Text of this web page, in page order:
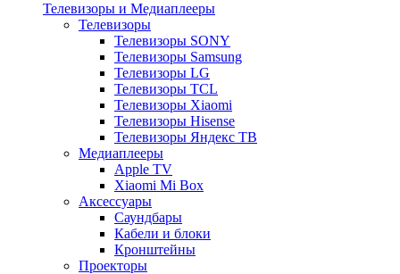
Телевизоры и Медиаплееры
Телевизоры
Телевизоры SONY
Телевизоры Samsung
Телевизоры LG
Телевизоры TCL
Телевизоры Xiaomi
Телевизоры Hisense
Телевизоры Яндекс ТВ
Медиаплееры
Apple TV
Xiaomi Mi Box
Аксессуары
Саундбары
Кабели и блоки
Кронштейны
Проекторы